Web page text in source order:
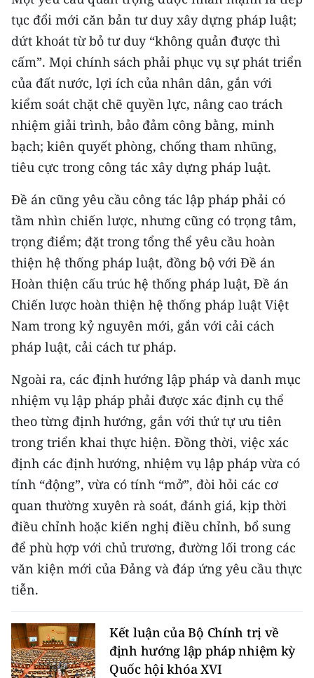
tục đổi mới căn bản tư duy xây dựng pháp luật;
dứt khoát từ bỏ tư duy “không quản được thì
cấm”. Mọi chính sách phải phục vụ sự phát triển
của đất nước, lợi ích của nhân dân, gắn với
kiểm soát chặt chẽ quyền lực, nâng cao trách
nhiệm giải trình, bảo đảm công bằng, minh
bạch; kiên quyết phòng, chống tham nhũng,
tiêu cực trong công tác xây dựng pháp luật.
Đề án cũng yêu cầu công tác lập pháp phải có
tầm nhìn chiến lược, nhưng cũng có trọng tâm,
trọng điểm; đặt trong tổng thể yêu cầu hoàn
thiện hệ thống pháp luật, đồng bộ với Đề án
Hoàn thiện cấu trúc hệ thống pháp luật, Đề án
Chiến lược hoàn thiện hệ thống pháp luật Việt
Nam trong kỷ nguyên mới, gắn với cải cách
pháp luật, cải cách tư pháp.
Ngoài ra, các định hướng lập pháp và danh mục
nhiệm vụ lập pháp phải được xác định cụ thể
theo từng định hướng, gắn với thứ tự ưu tiên
trong triển khai thực hiện. Đồng thời, việc xác
định các định hướng, nhiệm vụ lập pháp vừa có
tính “động”, vừa có tính “mở”, đòi hỏi các cơ
quan thường xuyên rà soát, đánh giá, kịp thời
điều chỉnh hoặc kiến nghị điều chỉnh, bổ sung
để phù hợp với chủ trương, đường lối trong các
văn kiện mới của Đảng và đáp ứng yêu cầu thực
tiễn.
Kết luận của Bộ Chính trị về
định hướng lập pháp nhiệm kỳ
Quốc hội khóa XVI